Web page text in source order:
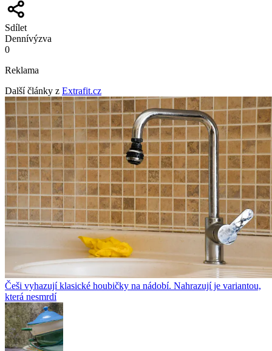
Sdílet
Dennívýzva
0
Reklama
Další články z Extrafit.cz
Češi vyhazují klasické houbičky na nádobí. Nahrazují je variantou,
která nesmrdí